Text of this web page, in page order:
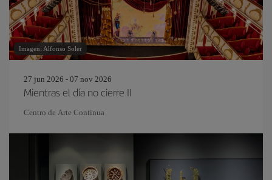
Imagen: Alfonso Soler
27 jun 2026 - 07 nov 2026
Mientras el día no cierre II
Centro de Arte Continua